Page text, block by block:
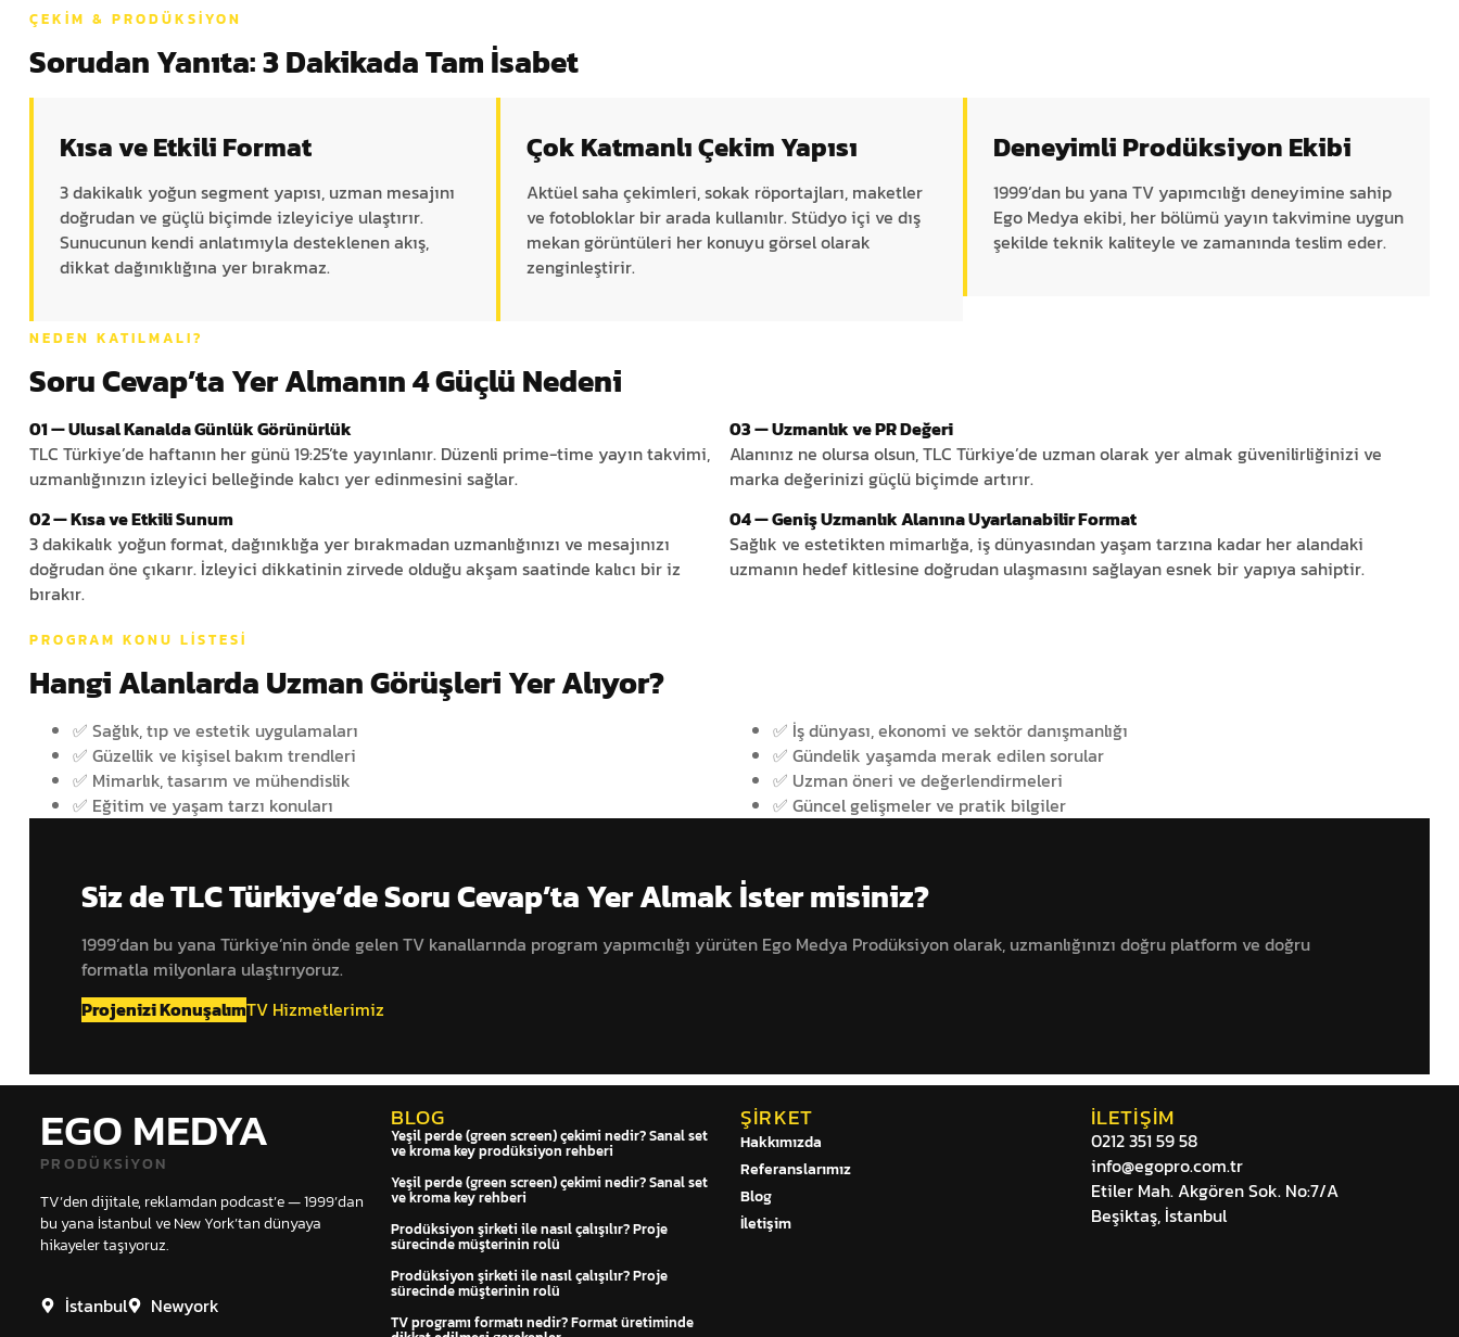
ÇEKIM & PRODÜKSIYON
Sorudan Yanıta: 3 Dakikada Tam İsabet
Kısa ve Etkili Format
3 dakikalık yoğun segment yapısı, uzman mesajını
doğrudan ve güçlü biçimde izleyiciye ulaştırır.
Sunucunun kendi anlatımıyla desteklenen akış,
dikkat dağınıklığına yer bırakmaz.
Çok Katmanlı Çekim Yapısı
Aktüel saha çekimleri, sokak röportajları, maketler
ve fotobloklar bir arada kullanılır. Stüdyo içi ve dış
mekan görüntüleri her konuyu görsel olarak
zenginleştirir.
Deneyimli Prodüksiyon Ekibi
1999’dan bu yana TV yapımcılığı deneyimine sahip
Ego Medya ekibi, her bölümü yayın takvimine uygun
şekilde teknik kaliteyle ve zamanında teslim eder.
NEDEN KATILMALI?
Soru Cevap’ta Yer Almanın 4 Güçlü Nedeni
01 — Ulusal Kanalda Günlük Görünürlük
TLC Türkiye’de haftanın her günü 19:25’te yayınlanır. Düzenli prime-time yayın takvimi,
uzmanlığınızın izleyici belleğinde kalıcı yer edinmesini sağlar.
02 — Kısa ve Etkili Sunum
3 dakikalık yoğun format, dağınıklığa yer bırakmadan uzmanlığınızı ve mesajınızı
doğrudan öne çıkarır. İzleyici dikkatinin zirvede olduğu akşam saatinde kalıcı bir iz
bırakır.
03 — Uzmanlık ve PR Değeri
Alanınız ne olursa olsun, TLC Türkiye’de uzman olarak yer almak güvenilirliğinizi ve
marka değerinizi güçlü biçimde artırır.
04 — Geniş Uzmanlık Alanına Uyarlanabilir Format
Sağlık ve estetikten mimarlığa, iş dünyasından yaşam tarzına kadar her alandaki
uzmanın hedef kitlesine doğrudan ulaşmasını sağlayan esnek bir yapıya sahiptir.
PROGRAM KONU LISTESI
Hangi Alanlarda Uzman Görüşleri Yer Alıyor?
✅ Sağlık, tıp ve estetik uygulamaları
✅ Güzellik ve kişisel bakım trendleri
✅ Mimarlık, tasarım ve mühendislik
✅ Eğitim ve yaşam tarzı konuları
✅ İş dünyası, ekonomi ve sektör danışmanlığı
✅ Gündelik yaşamda merak edilen sorular
✅ Uzman öneri ve değerlendirmeleri
✅ Güncel gelişmeler ve pratik bilgiler
Siz de TLC Türkiye’de Soru Cevap’ta Yer Almak İster misiniz?
1999’dan bu yana Türkiye’nin önde gelen TV kanallarında program yapımcılığı yürüten Ego Medya Prodüksiyon olarak, uzmanlığınızı doğru platform ve doğru
formatla milyonlara ulaştırıyoruz.
Projenizi KonuşalımTV Hizmetlerimiz
EGO MEDYA
PRODÜKSIYON
TV’den dijitale, reklamdan podcast’e — 1999’dan
bu yana İstanbul ve New York’tan dünyaya
hikayeler taşıyoruz.
İstanbul Newyork
BLOG
Yeşil perde (green screen) çekimi nedir? Sanal set
ve kroma key prodüksiyon rehberi
Yeşil perde (green screen) çekimi nedir? Sanal set
ve kroma key rehberi
Prodüksiyon şirketi ile nasıl çalışılır? Proje
sürecinde müşterinin rolü
Prodüksiyon şirketi ile nasıl çalışılır? Proje
sürecinde müşterinin rolü
TV programı formatı nedir? Format üretiminde
ŞIRKET
Hakkımızda
Referanslarımız
Blog
İletişim
İLETIŞIM
0212 351 59 58
info@egopro.com.tr
Etiler Mah. Akgören Sok. No:7/A
Beşiktaş, İstanbul